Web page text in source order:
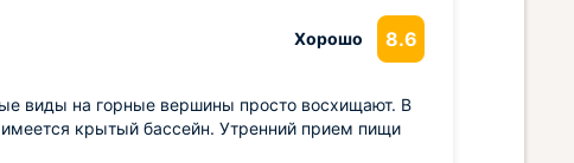
Хорошо 8.6
виды на горные вершины просто восхищают. В
крытый бассейн. Утренний прием пищи